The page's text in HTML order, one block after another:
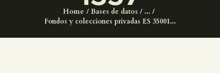
Home Bases de datos
...
Fondos y colecciones privadas ES 35001...